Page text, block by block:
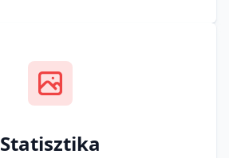
Statisztika